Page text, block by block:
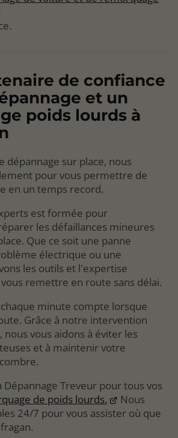
de confiance
et un
poids lourds à
dépannage sur place, nous
pour vous permettre de
en un temps record.
est formée pour
les défaillances mineures
Que ce soit une panne
électrique ou une
les outils et l'expertise
remettre en route sans délai.
minute compte lorsque
Grâce à notre intervention
vous aidons à éviter les
et à maintenir votre
Dépannage Treveur pour tous vos
de poids lourds.
Nous
24/7 pour vous assister où que